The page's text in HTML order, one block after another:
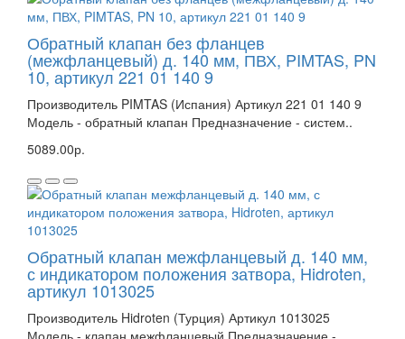
Обратный клапан без фланцев
(межфланцевый) д. 140 мм, ПВХ, PIMTAS, PN
10, артикул 221 01 140 9
Производитель PIMTAS (Испания) Артикул 221 01 140 9
Модель - обратный клапан Предназначение - систем..
5089.00р.
Обратный клапан межфланцевый д. 140 мм,
с индикатором положения затвора, Hidroten,
артикул 1013025
Производитель Hidroten (Турция) Артикул 1013025